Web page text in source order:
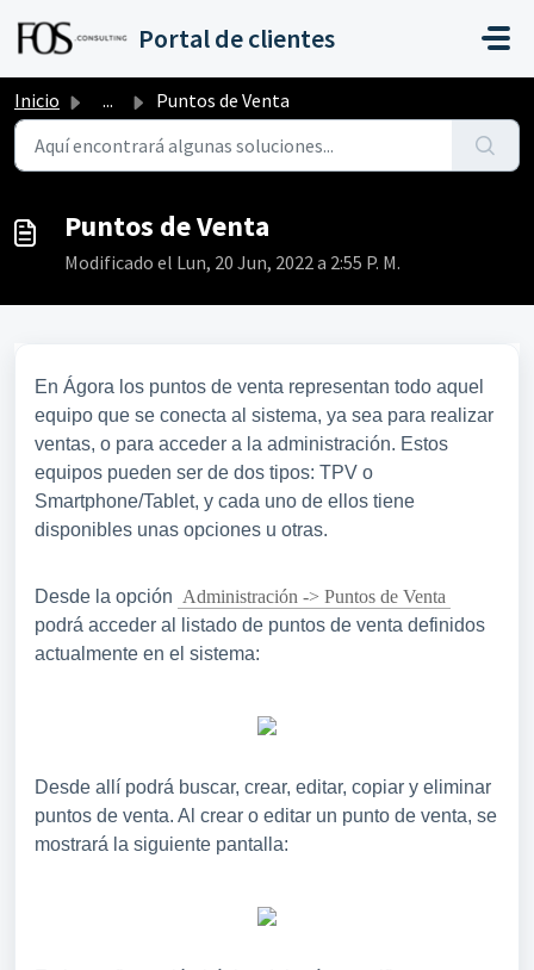
Portal de clientes
Inicio ... Puntos de Venta
Puntos de Venta
Modificado el Lun, 20 Jun, 2022 a 2:55 P. M.
En Ágora los puntos de venta representan todo aquel
equipo que se conecta al sistema, ya sea para realizar
ventas, o para acceder a la administración. Estos
equipos pueden ser de dos tipos: TPV o
Smartphone/Tablet, y cada uno de ellos tiene
disponibles unas opciones u otras.
Desde la opción Administración -> Puntos de Venta
podrá acceder al listado de puntos de venta definidos
actualmente en el sistema:
Desde allí podrá buscar, crear, editar, copiar y eliminar
puntos de venta. Al crear o editar un punto de venta, se
mostrará la siguiente pantalla: